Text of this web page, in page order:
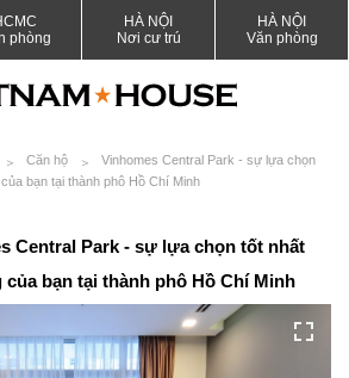
phòng
HÀ NỘI
Nơi cư trú
HÀ NỘI
Văn phòng
Căn hộ
Vinhomes Central Park - sự lựa chọn
bạn tại thành phô Hồ Chí Minh
Central Park - sự lựa chọn tốt nhất
bạn tại thành phô Hồ Chí Minh